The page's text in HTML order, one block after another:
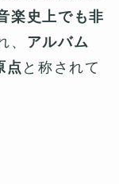
楽史上でも非
、 アルバム
点 と称されて